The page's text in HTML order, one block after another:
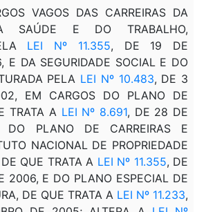
VAGOS DAS CARREIRAS DA
SAÚDE E DO TRABALHO,
LEI Nº 11.355, DE 19 DE
E DA SEGURIDADE SOCIAL E DO
PELA LEI Nº 10.483, DE 3
EM CARGOS DO PLANO DE
TRATA A LEI Nº 8.691, DE 28 DE
PLANO DE CARREIRAS E
NACIONAL DE PROPRIEDADE
QUE TRATA A LEI Nº 11.355, DE
2006, E DO PLANO ESPECIAL DE
DE QUE TRATA A LEI Nº 11.233,